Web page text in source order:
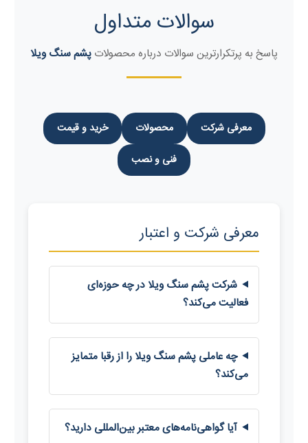
سوالات متداول
پاسخ به پرتکرارترین سوالات درباره محصولات پشم سنگ ویلا
معرفی شرکت محصولات
خرید و قیمت
فنی و نصب
معرفی شرکت و اعتبار
شرکت پشم سنگ ویلا در چه حوزه‌ای
فعالیت می‌کند؟
چه عاملی پشم سنگ ویلا را از رقبا متمایز
می‌کند؟
آیا گواهی‌نامه‌های معتبر بین‌المللی دارید؟